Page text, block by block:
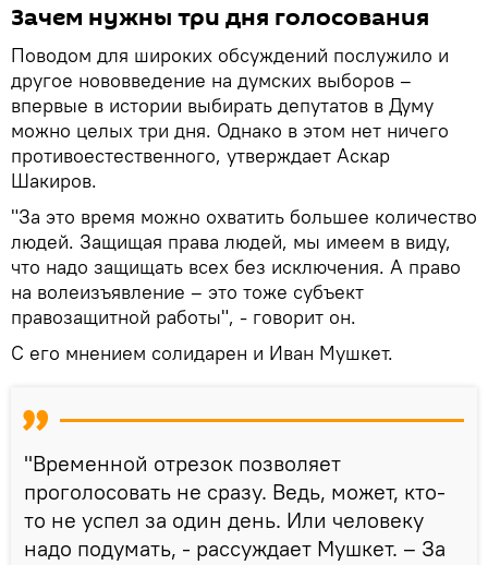
Зачем нужны три дня голосования
Поводом для широких обсуждений послужило и
другое нововведение на думских выборов –
впервые в истории выбирать депутатов в Думу
можно целых три дня. Однако в этом нет ничего
противоестественного, утверждает Аскар
Шакиров.
"За это время можно охватить большее количество
людей. Защищая права людей, мы имеем в виду,
что надо защищать всех без исключения. А право
на волеизъявление – это тоже субъект
правозащитной работы", - говорит он.
С его мнением солидарен и Иван Мушкет.
"Временной отрезок позволяет
проголосовать не сразу. Ведь, может, кто-
то не успел за один день. Или человеку
надо подумать, - рассуждает Мушкет. – За